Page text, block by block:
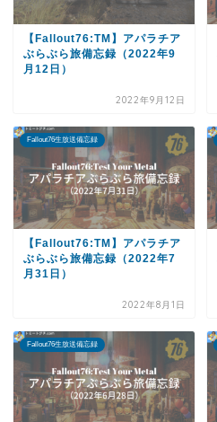
【Fallout76:TM】アパラチア
ぶらぶら旅備忘録（2022年9
月12日）
2022年9月12日
Fallout76生放送備忘録
【Fallout76:TM】アパラチア
ぶらぶら旅備忘録（2022年7
月31日）
2022年8月1日
Fallout76生放送備忘録